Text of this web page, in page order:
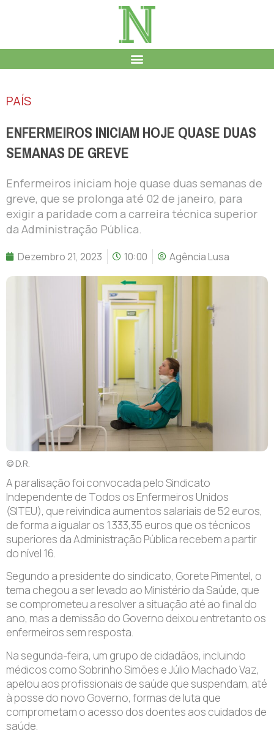
PAÍS
ENFERMEIROS INICIAM HOJE QUASE DUAS
SEMANAS DE GREVE
Enfermeiros iniciam hoje quase duas semanas de
greve, que se prolonga até 02 de janeiro, para
exigir a paridade com a carreira técnica superior
da Administração Pública.
Dezembro 21, 2023 10:00 Agência Lusa
© D.R.
A paralisação foi convocada pelo Sindicato
Independente de Todos os Enfermeiros Unidos
(SITEU), que reivindica aumentos salariais de 52 euros,
de forma a igualar os 1.333,35 euros que os técnicos
superiores da Administração Pública recebem a partir
do nível 16.
Segundo a presidente do sindicato, Gorete Pimentel, o
tema chegou a ser levado ao Ministério da Saúde, que
se comprometeu a resolver a situação até ao final do
ano, mas a demissão do Governo deixou entretanto os
enfermeiros sem resposta.
Na segunda-feira, um grupo de cidadãos, incluindo
médicos como Sobrinho Simões e Júlio Machado Vaz,
apelou aos profissionais de saúde que suspendam, até
à posse do novo Governo, formas de luta que
comprometam o acesso dos doentes aos cuidados de
saúde.